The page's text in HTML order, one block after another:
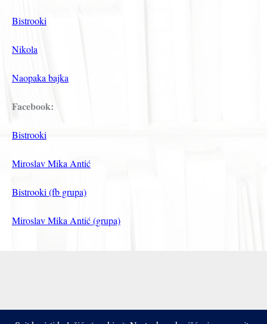
Bistrooki
Nikola
Naopaka bajka
Facebook:
Bistrooki
Miroslav Mika Antić
Bistrooki (fb grupa)
Miroslav Mika Antić (grupa)